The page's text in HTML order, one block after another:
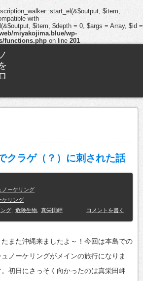
$item,
with
$item, $depth = 0, $args = Array, $id =
miyakojima.blue/wp-
functions.php on line 201
クラゲ（？）に刺された話
ノーケリング
ケリング
グ 危険生物 真栄田岬 コメントを書く
たまた沖縄来ましたよ～！今回は本島での
ュノーケリングがメインの旅行になりま
。初日にさっそく向かったのは真栄田岬